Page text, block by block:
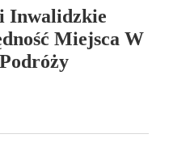
Inwalidzkie
Miejsca W